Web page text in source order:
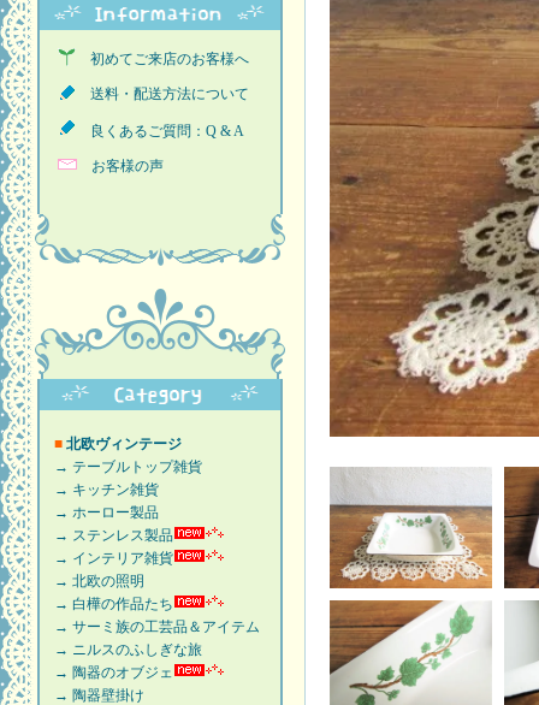
初めてご来店のお客様へ
送料・配送方法について
良くあるご質問：Q & A
お客様の声
■ 北欧ヴィンテージ
→ テーブルトップ雑貨
→ キッチン雑貨
→ ホーロー製品
→ ステンレス製品
→ インテリア雑貨
→ 北欧の照明
→ 白樺の作品たち
→ サーミ族の工芸品＆アイテム
→ ニルスのふしぎな旅
→ 陶器のオブジェ
→ 陶器壁掛け